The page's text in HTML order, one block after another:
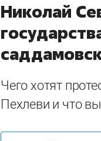
Николай
Чего хотят
Пехлеви и что